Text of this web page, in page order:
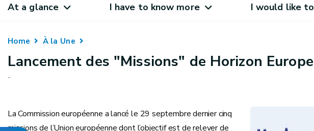
At a glance I have to know more I would like to
Home À la Une
Lancement des "Missions" de Horizon Europe
-
La Commission européenne a lancé le 29 septembre dernier cinq
missions de l’Union européenne dont l’objectif est de relever de